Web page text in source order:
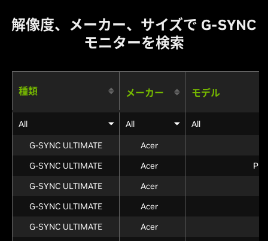
解像度、メーカー、サイズで G-SYNC
モニターを検索
種類 メーカー モデル
All All
All
G-SYNC ULTIMATE
Acer
G-SYNC ULTIMATE
Acer
G-SYNC ULTIMATE
Acer
G-SYNC ULTIMATE
Acer
G-SYNC ULTIMATE
Acer